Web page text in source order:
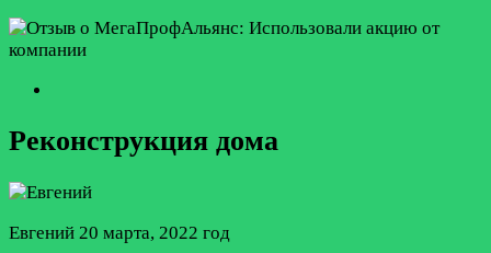
Реконструкция дома
Евгений 20 марта, 2022 год